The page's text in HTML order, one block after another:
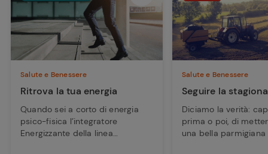
Salute e Benessere
Ritrova la tua energia
Quando sei a corto di energia
psico-fisica l’integratore
Energizzante della linea
Salute e Benessere
Seguire la
Diciamo la verità:
prima o poi, di
una bella parmigiana